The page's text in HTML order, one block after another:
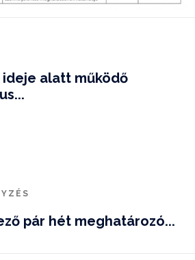
alatt működő
pár hét meghatározó...